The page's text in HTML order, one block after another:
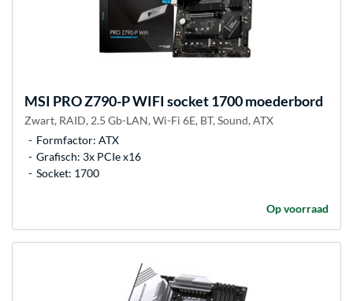
MSI PRO Z790-P WIFI socket 1700 moederbord
Zwart, RAID, 2.5 Gb-LAN, Wi-Fi 6E, BT, Sound, ATX
Formfactor: ATX
Grafisch: 3x PCIe x16
Socket: 1700
Op voorraad